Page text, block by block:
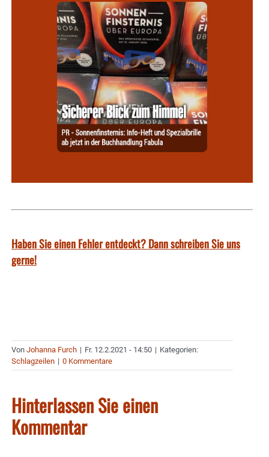
Haben Sie einen Fehler entdeckt? Dann schreiben Sie uns
gerne!
Von Johanna Furch | Fr. 12.2.2021 - 14:50 | Kategorien:
Schlagzeilen | 0 Kommentare
Hinterlassen Sie einen
Kommentar